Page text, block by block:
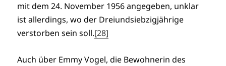
mit dem 24. November 1956 angegeben, unklar
ist allerdings, wo der Dreiundsiebzigjährige
verstorben sein soll.[28]
Auch über Emmy Vogel, die Bewohnerin des